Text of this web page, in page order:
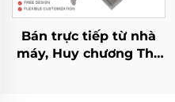
Bán trực tiếp từ nhà
máy, Huy chương Thể